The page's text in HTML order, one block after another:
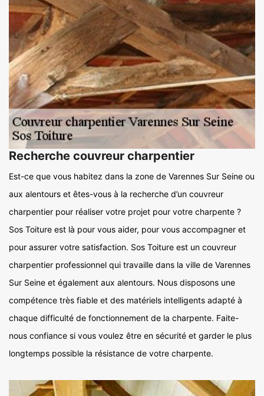
Recherche couvreur charpentier
Est-ce que vous habitez dans la zone de Varennes Sur Seine ou
aux alentours et êtes-vous à la recherche d’un couvreur
charpentier pour réaliser votre projet pour votre charpente ?
Sos Toiture est là pour vous aider, pour vous accompagner et
pour assurer votre satisfaction. Sos Toiture est un couvreur
charpentier professionnel qui travaille dans la ville de Varennes
Sur Seine et également aux alentours. Nous disposons une
compétence très fiable et des matériels intelligents adapté à
chaque difficulté de fonctionnement de la charpente. Faite-
nous confiance si vous voulez être en sécurité et garder le plus
longtemps possible la résistance de votre charpente.